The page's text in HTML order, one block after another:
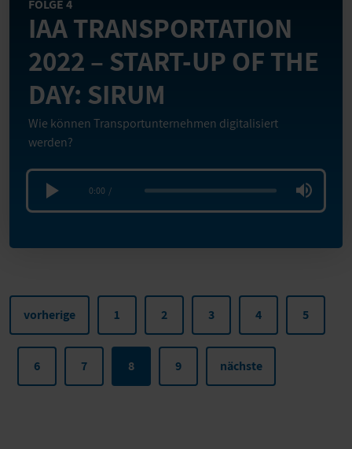
FOLGE 4
IAA TRANSPORTATION
2022 – START-UP OF THE
DAY: SIRUM
Wie können Transportunternehmen digitalisiert
werden?
0:00 /
vorherige 1 2 3 4 5
6 7 8 9 nächste